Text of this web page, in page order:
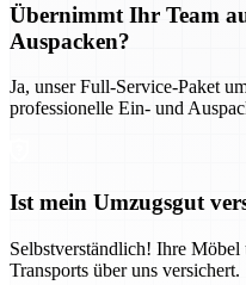
Übernimmt Ihr Team
Auspacken?
Ja, unser Full-Service-Paket
professionelle Ein- und
Ist mein Umzugsgut
Selbstverständlich! Ihre Möbel
Transports über uns versichert.